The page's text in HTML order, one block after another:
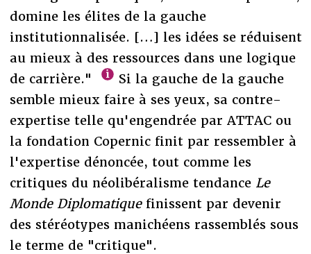
domine les élites de la gauche
institutionnalisée. […] les idées se réduisent
au mieux à des ressources dans une logique
de carrière."
Si la gauche de la gauche
semble mieux faire à ses yeux, sa contre-
expertise telle qu'engendrée par ATTAC ou
la fondation Copernic finit par ressembler à
l'expertise dénoncée, tout comme les
critiques du néolibéralisme tendance Le
Monde Diplomatiquefinissent par devenir
des stéréotypes manichéens rassemblés sous
le terme de "critique".